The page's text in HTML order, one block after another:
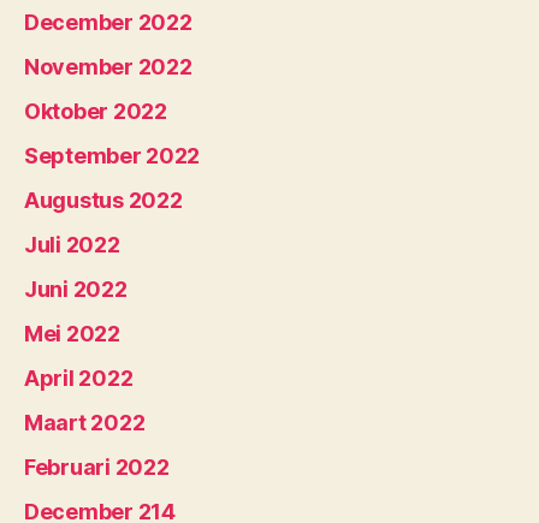
December 2022
November 2022
Oktober 2022
September 2022
Augustus 2022
Juli 2022
Juni 2022
Mei 2022
April 2022
Maart 2022
Februari 2022
December 214